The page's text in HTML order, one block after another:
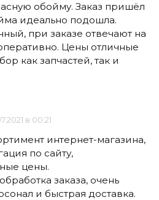
обойму. Заказ пришёл
идеально подошла.
при заказе отвечают на
Цены отличные
как запчастей, так и
в 00:21
интернет-магазина,
по сайту,
цены.
заказа, очень
и быстрая доставка.